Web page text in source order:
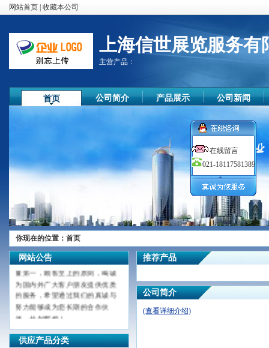
网站首页 收藏本公司
上海信世展览服务有
主营产品：
首页 公司简介 产品展示 公司新闻
你现在的位置： 首页
网站公告
尊敬的顾客
您好！
欢迎您的来访，我们公司秉承质
为国内外广大客户朋友提供优质
的服务，希望通过我们的真诚与
努力能够成为您长期的合作伙
伴，共创辉煌！
供应产品分类
推荐产品
公司简介
(查看详细介绍)
在线留言
021-18117581389